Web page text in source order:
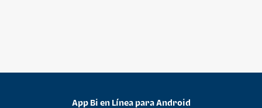
App Bi en Línea para Android